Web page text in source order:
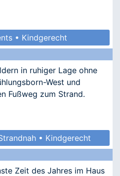
• Kindgerecht
in ruhiger Lage ohne
West und
Fußweg zum Strand.
• Kindgerecht
Zeit des Jahres im Haus